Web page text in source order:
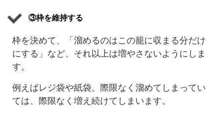
③枠を維持する
枠を決めて、「溜めるのはこの籠に収まる分だけ
にする」など、それ以上は増やさないようにしま
す。
例えばレジ袋や紙袋。際限なく溜めてしまってい
ては、際限なく増え続けてしまいます。